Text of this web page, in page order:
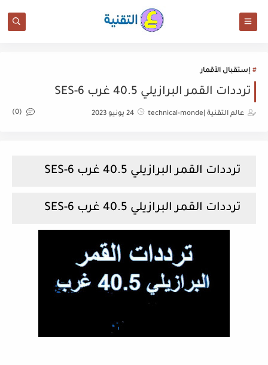
إستقبال الأقمار
ترددات القمر البرازيلي 40.5 غرب SES-6
عالم التقنية |technical-monde 24 يونيو 2023 (0)
ترددات القمر البرازيلي 40.5 غرب SES-6
ترددات القمر البرازيلي 40.5 غرب SES-6